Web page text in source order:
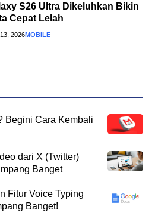
S26 Ultra Dikeluhkan Bikin
Cepat Lelah
2026MOBILE
Begini Cara Kembali
dari X (Twitter)
Banget
Fitur Voice Typing
Banget!